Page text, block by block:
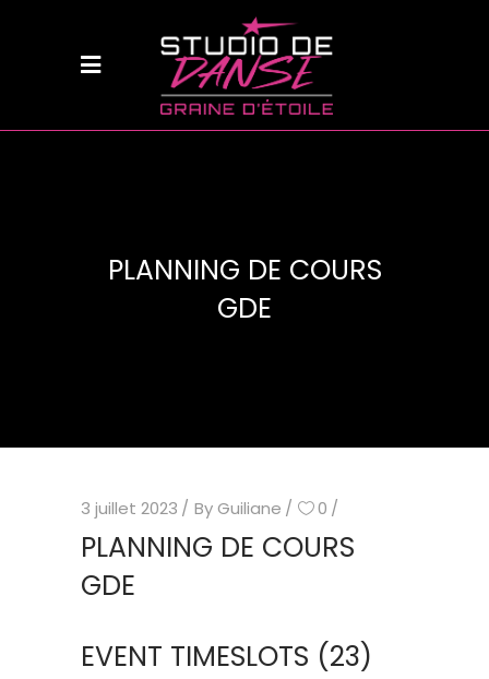
PLANNING DE COURS
GDE
3 juillet 2023 By Guiliane 0
PLANNING DE COURS
GDE
EVENT TIMESLOTS (23)